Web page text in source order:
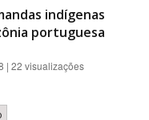
indígenas
portuguesa
| 22 visualizações